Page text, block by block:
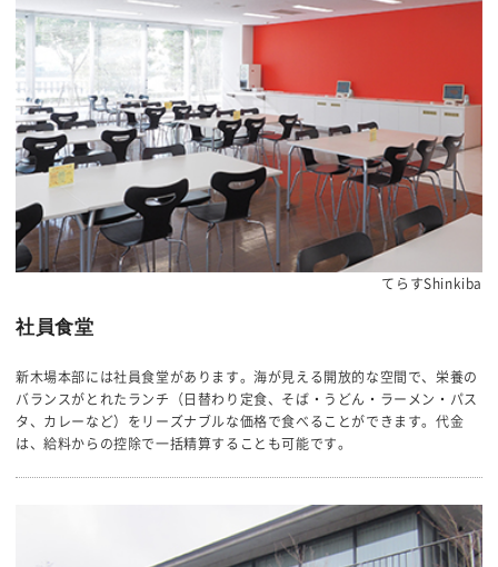
てらすShinkiba
社員食堂
新木場本部には社員食堂があります。海が見える開放的な空間で、栄養の
バランスがとれたランチ（日替わり定食、そば・うどん・ラーメン・パス
タ、カレーなど）をリーズナブルな価格で食べることができます。代金
は、給料からの控除で一括精算することも可能です。